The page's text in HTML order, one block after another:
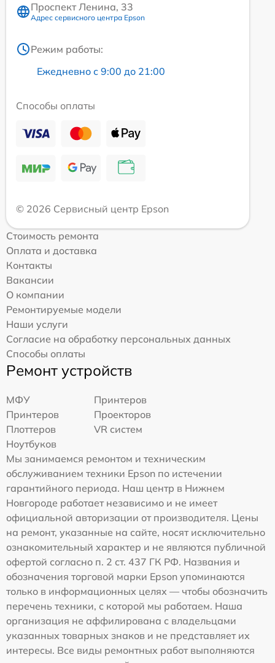
Проспект Ленина, 33
Адрес сервисного центра Epson
Режим работы:
Ежедневно с 9:00 до 21:00
Способы оплаты
© 2026 Сервисный центр Epson
Стоимость ремонта
Оплата и доставка
Контакты
Вакансии
О компании
Ремонтируемые модели
Наши услуги
Согласие на обработку персональных данных
Способы оплаты
Ремонт устройств
МФУ
Принтеров
Принтеров
Проекторов
Плоттеров
VR систем
Ноутбуков
Мы занимаемся ремонтом и техническим
обслуживанием техники Epson по истечении
гарантийного периода. Наш центр в Нижнем
Новгороде работает независимо и не имеет
официальной авторизации от производителя. Цены
на ремонт, указанные на сайте, носят исключительно
ознакомительный характер и не являются публичной
офертой согласно п. 2 ст. 437 ГК РФ. Названия и
обозначения торговой марки Epson упоминаются
только в информационных целях — чтобы обозначить
перечень техники, с которой мы работаем. Наша
организация не аффилирована с владельцами
указанных товарных знаков и не представляет их
интересы. Все виды ремонтных работ выполняются